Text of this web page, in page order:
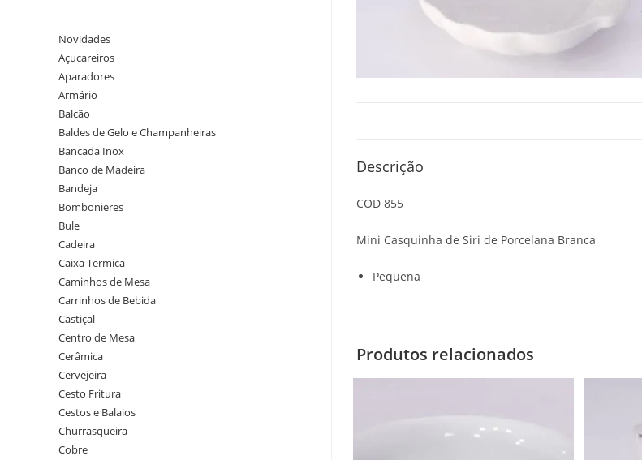
Descrição
COD 855
Mini Casquinha de Siri de Porcelana Branca
Pequena
Produtos relacionados
Novidades
Açucareiros
Aparadores
Armário
Balcão
Baldes de Gelo e Champanheiras
Bancada Inox
Banco de Madeira
Bandeja
Bombonieres
Bule
Cadeira
Caixa Termica
Caminhos de Mesa
Carrinhos de Bebida
Castiçal
Centro de Mesa
Cerâmica
Cervejeira
Cesto Fritura
Cestos e Balaios
Churrasqueira
Cobre